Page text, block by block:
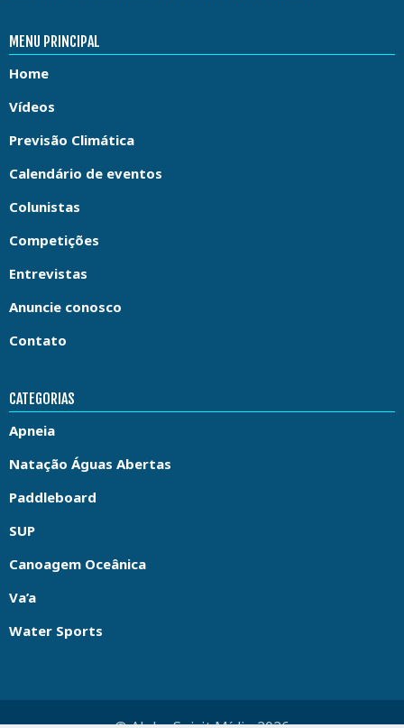
MENU PRINCIPAL
Home
Vídeos
Previsão Climática
Calendário de eventos
Colunistas
Competições
Entrevistas
Anuncie conosco
Contato
CATEGORIAS
Apneia
Natação Águas Abertas
Paddleboard
SUP
Canoagem Oceânica
Va’a
Water Sports